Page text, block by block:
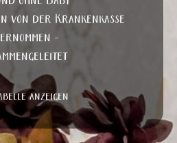
von der Krankenkasse
-
anzeigen